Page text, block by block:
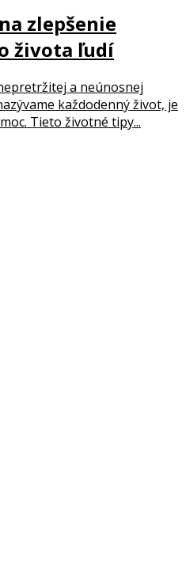
zlepšenie
života ľudí
a neúnosnej
každodenný život, je
Tieto životné tipy...